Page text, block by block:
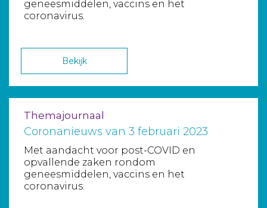
geneesmiddelen, vaccins en het
coronavirus.
Bekijk
Themajournaal
Coronanieuws van 3 februari 2023
Met aandacht voor post-COVID en
opvallende zaken rondom
geneesmiddelen, vaccins en het
coronavirus.